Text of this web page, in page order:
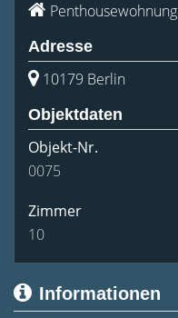
Penthousewohnung
Adresse
10179 Berlin
Objektdaten
Objekt-Nr.
0075
Zimmer
10
Informationen